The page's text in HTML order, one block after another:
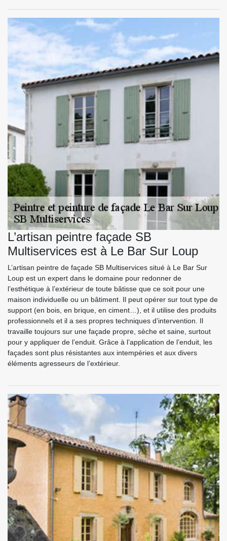
L’artisan peintre façade SB
Multiservices est à Le Bar Sur Loup
L’artisan peintre de façade SB Multiservices situé à Le Bar Sur
Loup est un expert dans le domaine pour redonner de
l’esthétique à l’extérieur de toute bâtisse que ce soit pour une
maison individuelle ou un bâtiment. Il peut opérer sur tout type de
support (en bois, en brique, en ciment…), et il utilise des produits
professionnels et il a ses propres techniques d’intervention. Il
travaille toujours sur une façade propre, sèche et saine, surtout
pour y appliquer de l’enduit. Grâce à l’application de l’enduit, les
façades sont plus résistantes aux intempéries et aux divers
éléments agresseurs de l’extérieur.